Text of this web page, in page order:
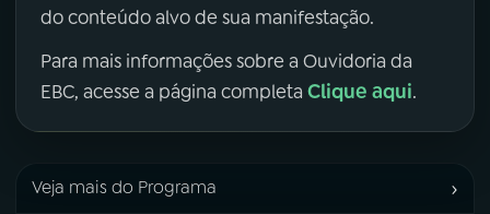
do conteúdo alvo de sua manifestação.
Para mais informações sobre a Ouvidoria da
EBC, acesse a página completa Clique aqui.
Veja mais do Programa ›